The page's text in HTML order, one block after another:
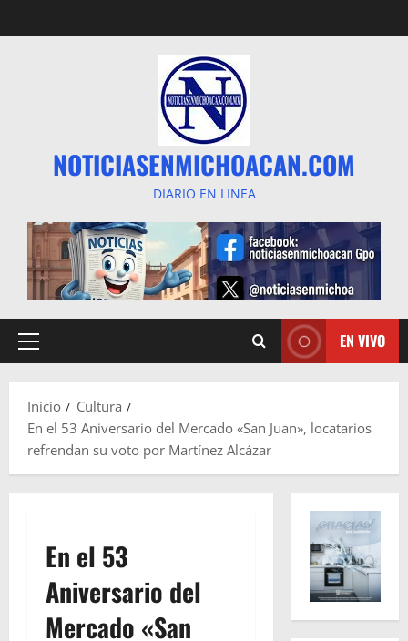
al
NOTICIASENMICHOACAN.COM
DIARIO EN LINEA
Menú
EN VIVO
Inicio
Cultura
En el 53 Aniversario del Mercado «San Juan», locatarios
refrendan su voto por Martínez Alcázar
En el 53
Aniversario del
Mercado «San